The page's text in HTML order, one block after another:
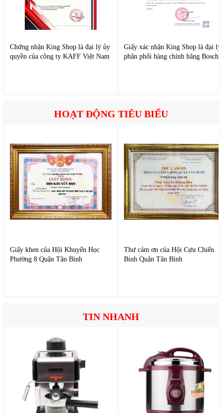
Bảo quản thực phẩm lâu hơn mà không cần hóa chất.
Tự làm snack, trái cây sấy, thịt khô… an toàn cho sức khỏe.
Tiết kiệm thời gian chế biến và bảo quản.
Chứng nhận King Shop là đại lý ủy
quyền của công ty KAFF Việt Nam
Giấy xác nhận King Shop là đại lý
phân phối hàng chính hãng Bosch
HOẠT ĐỘNG TIÊU BIỂU
Giấy khen của Hội Khuyến Học
Phường 8 Quận Tân Bình
Thư cảm ơn của Hội Cựu Chiến
Binh Quận Tân Bình
TIN NHANH